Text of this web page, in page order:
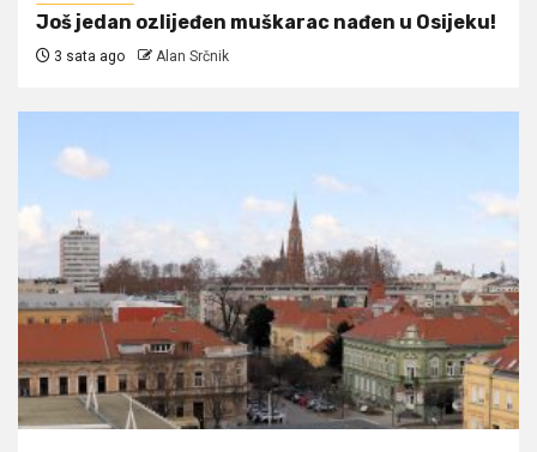
Još jedan ozlijeđen muškarac nađen u Osijeku!
3 sata ago Alan Srčnik